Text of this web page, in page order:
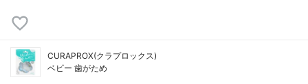
CURAPROX(クラプロックス)
ベビー 歯がため